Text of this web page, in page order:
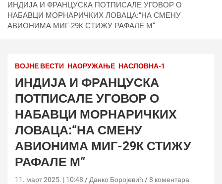
ИНДИЈА И ФРАНЦУСКА ПОТПИСАЛЕ УГОВОР О
НАБАВЦИ МОРНАРИЧКИХ ЛОВАЦА:“НА СМЕНУ
АВИОНИМА МИГ-29К СТИЖУ РАФАЛЕ М“
ВОЈНЕ ВЕСТИ НАОРУЖАЊЕ НАСЛОВНА-1
ИНДИЈА И ФРАНЦУСКА
ПОТПИСАЛЕ УГОВОР О
НАБАВЦИ МОРНАРИЧКИХ
ЛОВАЦА:“НА СМЕНУ
АВИОНИМА МИГ-29К СТИЖУ
РАФАЛЕ М“
11. март 2025. | 10:48 Данко Боројевић 8 коментара